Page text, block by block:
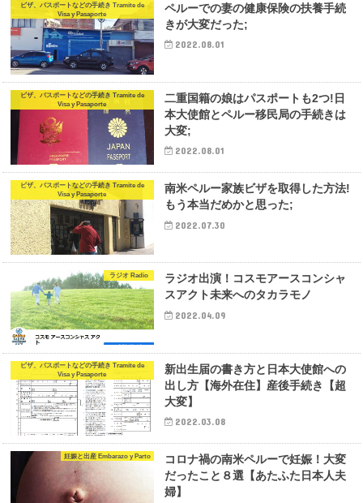
ビザ、パスポートなどの手続き Tramite de
Visa y Pasaporte
ペルーでの妻の健康保険の扶養手続
きが大変だった;
2022.08.01
ビザ、パスポートなどの手続き Tramite de
Visa y Pasaporte
二重国籍の娘はパスポートも2つ!日
本大使館とペルー移民局の手続きは
大変;
2022.08.01
ビザ、パスポートなどの手続き Tramite de
Visa y Pasaporte
南米ペルー家族ビザを取得した方法!
もう本当だめかと思った;
2022.07.30
ラジオ Radio
ラジオ出演！コスモアースコンシャ
スアクト未来へのタカラモノ
2022.04.09
ビザ、パスポートなどの手続き Tramite de
Visa y Pasaporte
新出生届の書き方と日本大使館への
出し方【海外在住】産後手続き【超
大変】
2022.03.08
妊娠と出産 Embarazo y Parto
コロナ禍の南米ペルーで妊娠！大変
だったこと８選【あたふた日本人夫
婦】